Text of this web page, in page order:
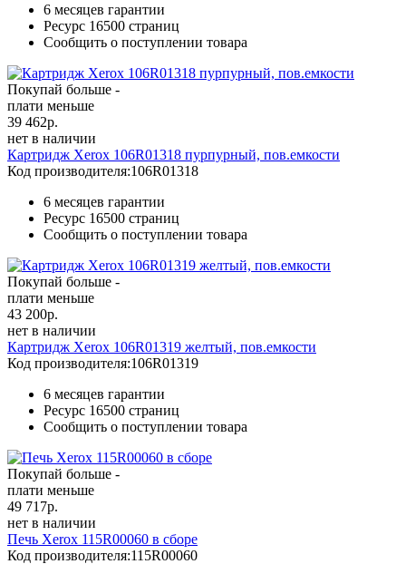
6 месяцев гарантии
Ресурс 16500 страниц
Сообщить о поступлении товара
Покупай больше -
плати меньше
39 462р.
нет в наличии
Картридж Xerox 106R01318 пурпурный, пов.емкости
Код производителя:106R01318
6 месяцев гарантии
Ресурс 16500 страниц
Сообщить о поступлении товара
Покупай больше -
плати меньше
43 200р.
нет в наличии
Картридж Xerox 106R01319 желтый, пов.емкости
Код производителя:106R01319
6 месяцев гарантии
Ресурс 16500 страниц
Сообщить о поступлении товара
Покупай больше -
плати меньше
49 717р.
нет в наличии
Печь Xerox 115R00060 в сборе
Код производителя:115R00060